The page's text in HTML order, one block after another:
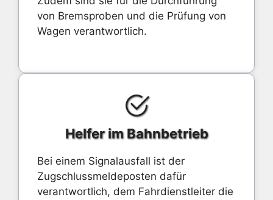
von Bremsproben und die Prüfung von
Wagen verantwortlich.
Helfer im Bahnbetrieb
Bei einem Signalausfall ist der
Zugschlussmeldeposten dafür
verantwortlich, dem Fahrdienstleiter die